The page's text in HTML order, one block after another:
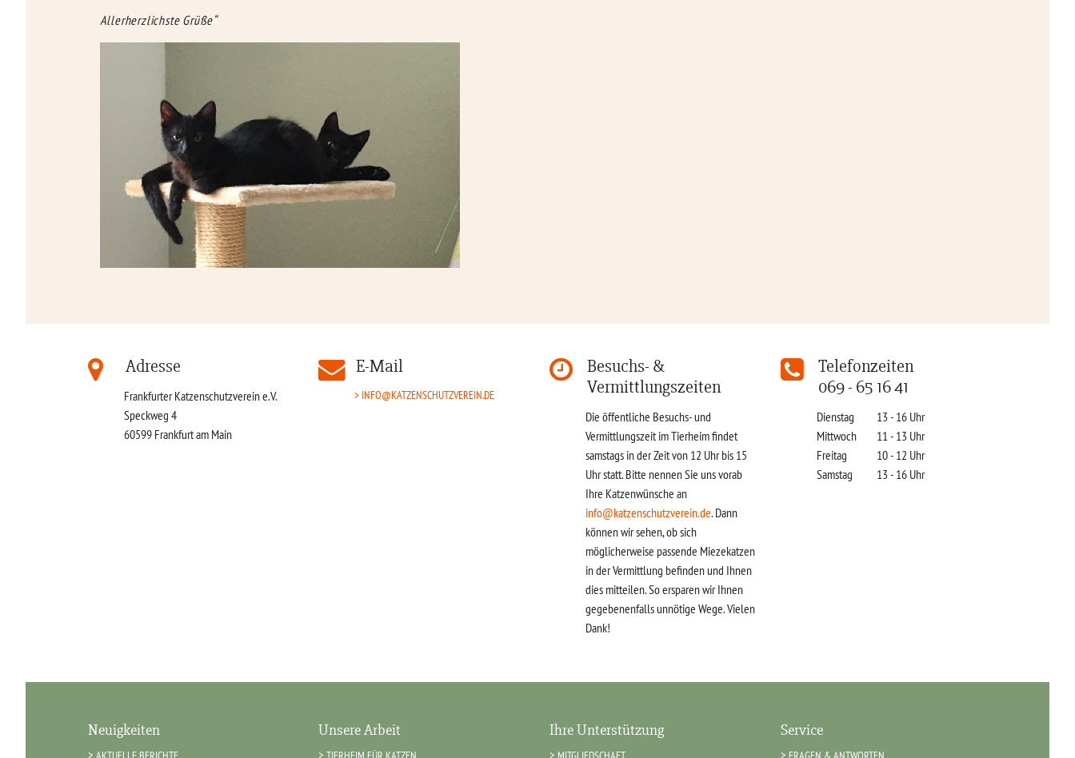
Allerherzlichste Grüße“
Adresse
Frankfurter Katzenschutzverein e.V.
Speckweg 4
60599 Frankfurt am Main
E-Mail
INFO@KATZENSCHUTZVEREIN.DE
Besuchs- &
Vermittlungszeiten
Die öffentliche Besuchs- und
Vermittlungszeit im Tierheim findet
samstags in der Zeit von 12 Uhr bis 15
Uhr statt. Bitte nennen Sie uns vorab
Ihre Katzenwünsche an
info@katzenschutzverein.de. Dann
können wir sehen, ob sich
möglicherweise passende Miezekatzen
in der Vermittlung befinden und Ihnen
dies mitteilen. So ersparen wir Ihnen
gegebenenfalls unnötige Wege. Vielen
Dank!
Telefonzeiten
069 - 65 16 41
Dienstag
13 - 16 Uhr
Mittwoch
11 - 13 Uhr
Freitag
10 - 12 Uhr
Samstag
13 - 16 Uhr
Neuigkeiten Unsere Arbeit Ihre Unterstützung Service